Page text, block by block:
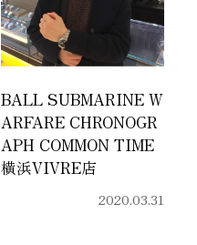
BALL SUBMARINE W
ARFARE CHRONOGR
APH COMMON TIME
横浜VIVRE店
2020.03.31